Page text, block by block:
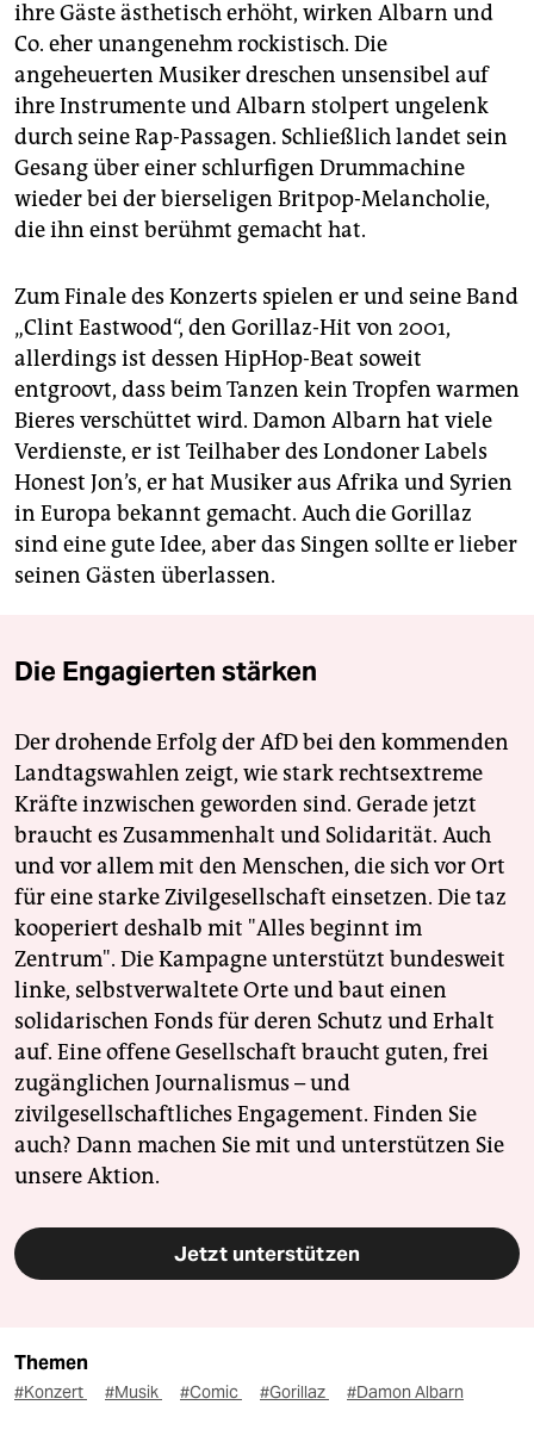
ihre Gäste ästhetisch erhöht, wirken Albarn und
Co. eher unangenehm rockistisch. Die
angeheuerten Musiker dreschen unsensibel auf
ihre Instrumente und Albarn stolpert ungelenk
durch seine Rap-Passagen. Schließlich landet sein
Gesang über einer schlurfigen Drummachine
wieder bei der bierseligen Britpop-Melancholie,
die ihn einst berühmt gemacht hat.
Zum Finale des Konzerts spielen er und seine Band
„Clint Eastwood“, den Gorillaz-Hit von 2001,
allerdings ist dessen HipHop-Beat soweit
entgroovt, dass beim Tanzen kein Tropfen warmen
Bieres verschüttet wird. Damon Albarn hat viele
Verdienste, er ist Teilhaber des Londoner Labels
Honest Jon’s, er hat Musiker aus Afrika und Syrien
in Europa bekannt gemacht. Auch die Gorillaz
sind eine gute Idee, aber das Singen sollte er lieber
seinen Gästen überlassen.
Die Engagierten stärken
Der drohende Erfolg der AfD bei den kommenden
Landtagswahlen zeigt, wie stark rechtsextreme
Kräfte inzwischen geworden sind. Gerade jetzt
braucht es Zusammenhalt und Solidarität. Auch
und vor allem mit den Menschen, die sich vor Ort
für eine starke Zivilgesellschaft einsetzen. Die taz
kooperiert deshalb mit "Alles beginnt im
Zentrum". Die Kampagne unterstützt bundesweit
linke, selbstverwaltete Orte und baut einen
solidarischen Fonds für deren Schutz und Erhalt
auf. Eine offene Gesellschaft braucht guten, frei
zugänglichen Journalismus – und
zivilgesellschaftliches Engagement. Finden Sie
auch? Dann machen Sie mit und unterstützen Sie
unsere Aktion.
Jetzt unterstützen
Themen
#Konzert #Musik #Comic #Gorillaz #Damon Albarn